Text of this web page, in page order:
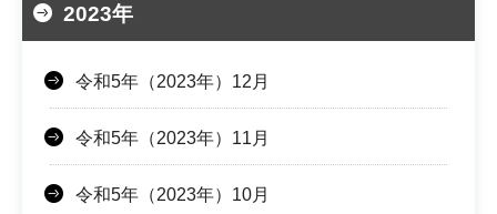
2023年
令和5年（2023年）12月
令和5年（2023年）11月
令和5年（2023年）10月